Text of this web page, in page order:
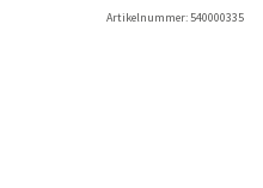
Artikelnummer:540000335